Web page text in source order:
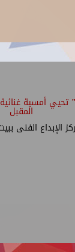
تحيي أمسية
المقبل
الإبداع الفنى